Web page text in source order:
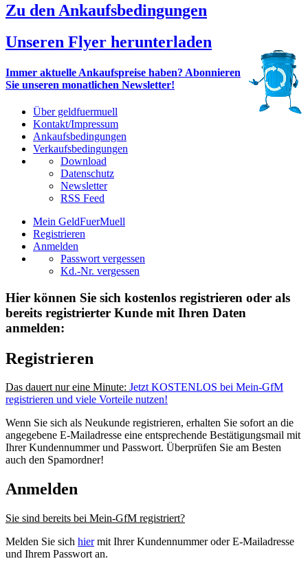
Zu den Ankaufsbedingungen
Unseren Flyer herunterladen
Immer aktuelle Ankaufspreise haben? Abonnieren
Sie unseren monatlichen Newsletter!
Über geldfuermuell
Kontakt/Impressum
Ankaufsbedingungen
Verkaufsbedingungen
Download
Datenschutz
Newsletter
RSS Feed
Mein GeldFuerMuell
Registrieren
Anmelden
Passwort vergessen
Kd.-Nr. vergessen
Hier können Sie sich kostenlos registrieren oder als
bereits registrierter Kunde mit Ihren Daten
anmelden:
Registrieren
Das dauert nur eine Minute: Jetzt KOSTENLOS bei Mein-GfM
registrieren und viele Vorteile nutzen!
Wenn Sie sich als Neukunde registrieren, erhalten Sie sofort an die
angegebene E-Mailadresse eine entsprechende Bestätigungsmail mit
Ihrer Kundennummer und Passwort. Überprüfen Sie am Besten
auch den Spamordner!
Anmelden
Sie sind bereits bei Mein-GfM registriert?
Melden Sie sich hiermit Ihrer Kundennummer oder E-Mailadresse
und Ihrem Passwort an.